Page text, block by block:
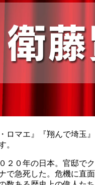
ロマエ』『翔んで埼玉』
。
２０年の日本。官邸でク
で急死した。危機に直面